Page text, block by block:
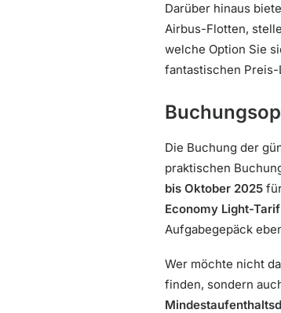
Darüber hinaus
Airbus-Flotten,
welche Option Sie
fantastischen
Die Buchung der
praktischen
bis Oktober 2025
Economy Light-Tarif
Aufgabegepäck
Wer möchte nicht
finden, sondern